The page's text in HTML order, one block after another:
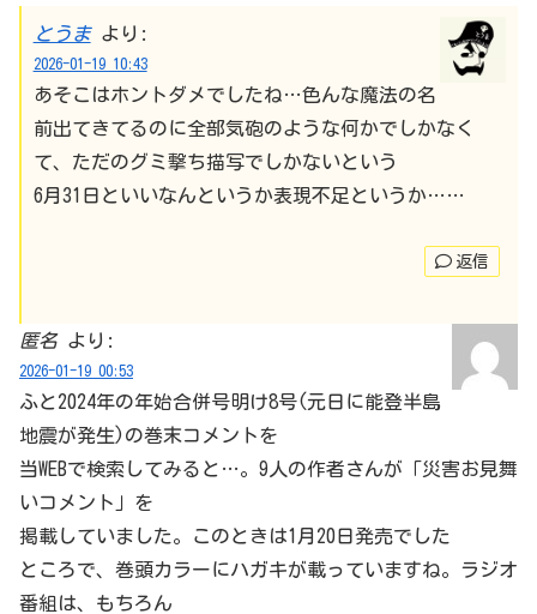
とうま より:
2026-01-19 10:43
あそこはホントダメでしたね…色んな魔法の名
前出てきてるのに全部気砲のような何かでしかなく
て、ただのグミ撃ち描写でしかないという
6月31日といいなんというか表現不足というか……
返信
匿名 より:
2026-01-19 00:53
ふと2024年の年始合併号明け8号(元日に能登半島
地震が発生)の巻末コメントを
当WEBで検索してみると…。9人の作者さんが「災害お見舞
いコメント」を
掲載していました。このときは1月20日発売でした
ところで、巻頭カラーにハガキが載っていますね。ラジオ
番組は、もちろん